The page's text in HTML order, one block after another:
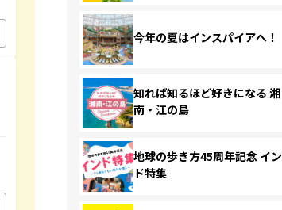
今年の夏はインスパイアへ！
知れば知るほど好きになる 湘
南・江の島
地球の歩き方45周年記念 イン
ド特集